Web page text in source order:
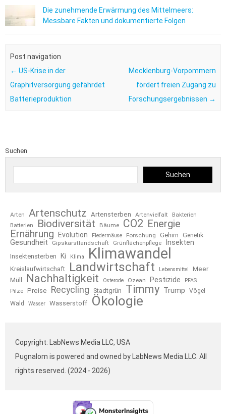
Die zunehmende Erwärmung des Mittelmeers:
Messbare Fakten und dokumentierte Folgen
Post navigation
← US-Krise in der
Graphitversorgung gefährdet
Batterieproduktion
Mecklenburg-Vorpommern
fördert freien Zugang zu
Forschungsergebnissen →
Suchen
Suchen
Arten Artenschutz Artensterben Artenvielfalt
Bakterien
Batterien
Biodiversität Bäume CO2 Energie
Ernährung
Evolution Fledermäuse Forschung Gehirn Genetik
Gesundheit Gipskarstlandschaft Grünflächenpflege Insekten
Insektensterben Ki Klima Klimawandel
Kreislaufwirtschaft Landwirtschaft Lebensmittel
Meer
Müll
Nachhaltigkeit Osterode Ozean Pestizide PFAS
Pilze Preise Recycling Stadtgrün Timmy Trump
Vögel
Wald
Wasser Wasserstoff Ökologie
Copyright: LabNews Media LLC, USA
Pugnalom is powered and owned by LabNews Media LLC. All
rights reserved. (2024 - 2026)